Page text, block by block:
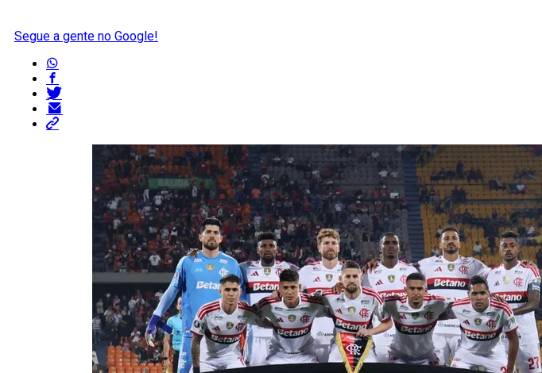
Segue a gente no Google!